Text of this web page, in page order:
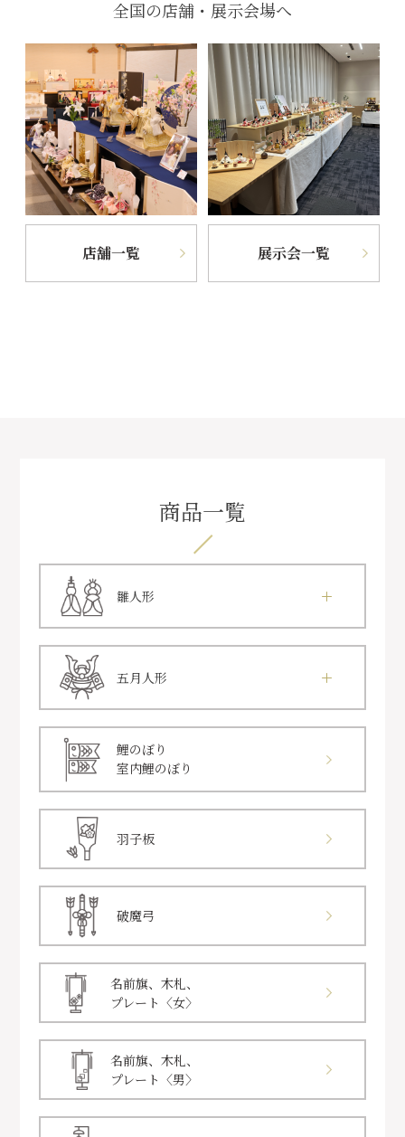
全国の店舗・展示会場へ
店舗一覧 展示会一覧
商品一覧
雛人形
五月人形
鯉のぼり
室内鯉のぼり
羽子板
破魔弓
名前旗、木札、
プレート〈女〉
名前旗、木札、
プレート〈男〉